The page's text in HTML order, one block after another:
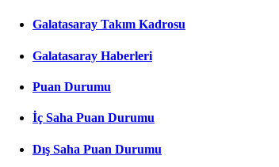
Galatasaray Takım Kadrosu
Galatasaray Haberleri
Puan Durumu
İç Saha Puan Durumu
Dış Saha Puan Durumu